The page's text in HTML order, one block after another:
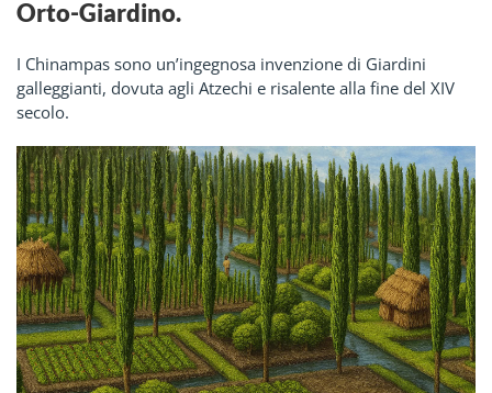
Orto-Giardino.
I Chinampas sono un’ingegnosa invenzione di Giardini
galleggianti, dovuta agli Atzechi e risalente alla fine del XIV
secolo.